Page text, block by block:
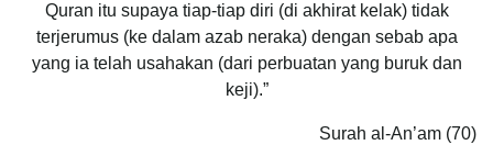
Quran itu supaya tiap-tiap diri (di akhirat kelak) tidak
terjerumus (ke dalam azab neraka) dengan sebab apa
yang ia telah usahakan (dari perbuatan yang buruk dan
keji).”
Surah al-An’am (70)